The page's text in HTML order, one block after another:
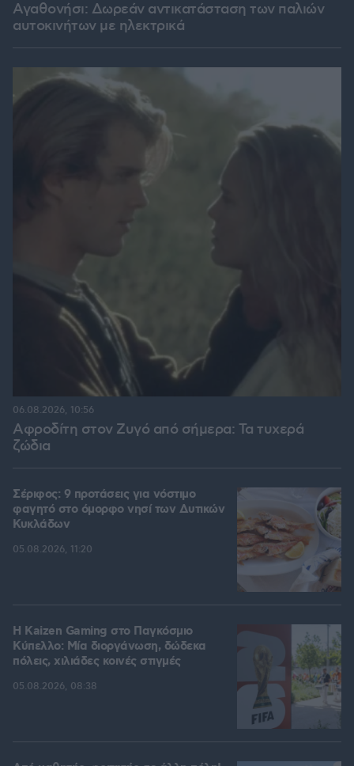
Αγαθονήσι: Δωρεάν αντικατάσταση των παλιών
αυτοκινήτων με ηλεκτρικά
Αφροδίτη στον Ζυγό από σήμερα: Τα τυχερά
ζώδια
06.08.2026, 10:56
Σέριφος: 9 προτάσεις για νόστιμο
φαγητό στο όμορφο νησί των Δυτικών
Κυκλάδων
05.08.2026, 11:20
H Kaizen Gaming στο Παγκόσμιο
Kύπελλο: Μία διοργάνωση, δώδεκα
πόλεις, χιλιάδες κοινές στιγμές
05.08.2026, 08:38